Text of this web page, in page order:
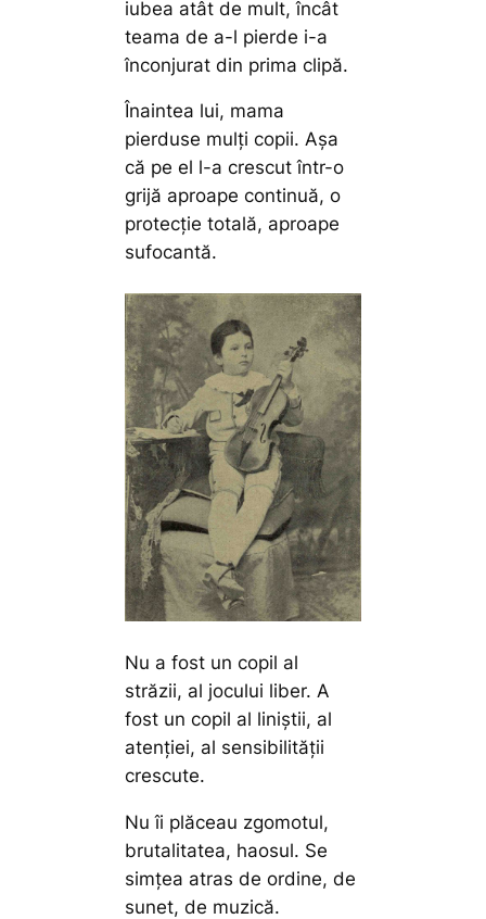
iubea atât de mult, încât
teama de a-l pierde i-a
înconjurat din prima clipă.
Înaintea lui, mama
pierduse mulți copii. Așa
că pe el l-a crescut într-o
grijă aproape continuă, o
protecție totală, aproape
sufocantă.
Nu a fost un copil al
străzii, al jocului liber. A
fost un copil al liniștii, al
atenției, al sensibilității
crescute.
Nu îi plăceau zgomotul,
brutalitatea, haosul. Se
simțea atras de ordine, de
sunet, de muzică.